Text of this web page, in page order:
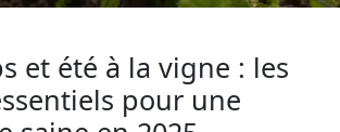
et été à la vigne : les
pour une